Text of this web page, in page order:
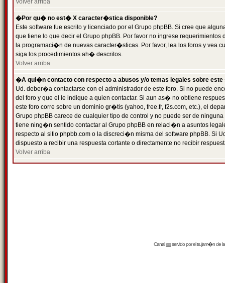
Volver arriba
�Por qu� no est� X caracter�stica disponible?
Este software fue escrito y licenciado por el Grupo phpBB. Si cree que
que tiene lo que decir el Grupo phpBB. Por favor no ingrese
la programaci�n de nuevas caracter�sticas. Por favor, lea los foros y vea
siga los procedimientos ah� descritos.
Volver arriba
�A qui�n contacto con respecto a abusos y/o temas legales sobre este
Ud. deber�a contactarse con el administrador de este foro. Si no puede
del foro y que el le indique a quien contactar. Si aun as� no obtiene
este foro corre sobre un dominio gr�tis (yahoo, free.fr, f2s.com, etc.), el
Grupo phpBB carece de cualquier tipo de control y no puede ser de
tiene ning�n sentido contactar al Grupo phpBB en relaci�n a asuntos
respecto al sitio phpbb.com o la discreci�n misma del software phpBB. Si
dispuesto a recibir una respuesta cortante o directamente no recibir
Volver arriba
Canalrssservido por eltrujam�nde